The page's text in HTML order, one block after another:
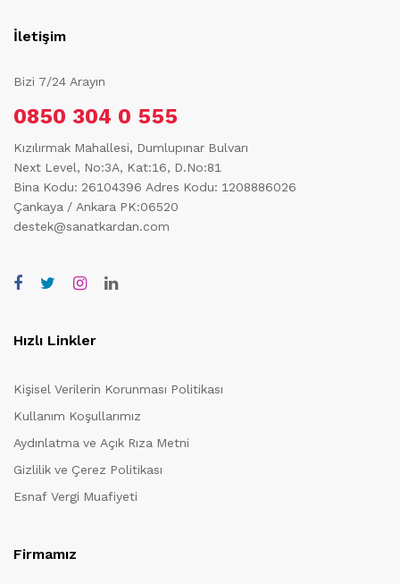
İletişim
Bizi 7/24 Arayın
0850 304 0 555
Kızılırmak Mahallesi, Dumlupınar Bulvarı
Next Level, No:3A, Kat:16, D.No:81
Bina Kodu: 26104396 Adres Kodu: 1208886026
Çankaya / Ankara PK:06520
destek@sanatkardan.com
Hızlı Linkler
Kişisel Verilerin Korunması Politikası
Kullanım Koşullarımız
Aydınlatma ve Açık Rıza Metni
Gizlilik ve Çerez Politikası
Esnaf Vergi Muafiyeti
Firmamız